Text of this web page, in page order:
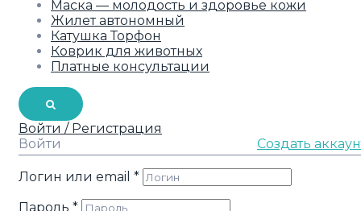
Маска — молодость и здоровье кожи
Жилет автономный
Катушка Торфон
Коврик для животных
Платные консультации
Войти / Регистрация
Войти
Создать
Логин или email *
Пароль *